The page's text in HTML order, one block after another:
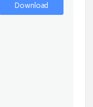
Download